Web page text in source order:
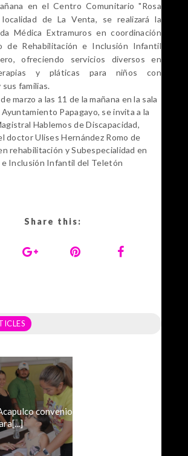
en el Centro Comunitario "Rosa
de La Venta, se realizará la
Médica Extramuros en coordinación
de Rehabilitación e Inclusión Infantil
ofreciendo servicios diversos en
y pláticas para niños con
familias.
marzo a las 11 de la mañana en la sala
Papagayo, se invita a la
Hablemos de Discapacidad,
doctor Ulises Hernández Romo de
rehabilitación y Subespecialidad en
e Inclusión Infantil del Teletón
Share this:
convenio